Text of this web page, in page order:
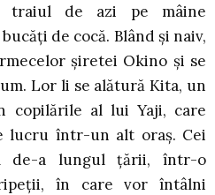
traiul de azi pe mâine
de cocă. Blând şi naiv,
şiretei Okino şi se
Lor li se alătură Kita, un
copilările al lui Yaji, care
lucru într-un alt oraş. Cei
de-a lungul ţării, într-o
în care vor întâlni